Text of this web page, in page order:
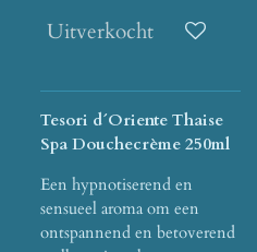
Uitverkocht
Tesori d´Oriente Thaise
Spa Douchecrème 250ml
Een hypnotiserend en
sensueel aroma om een ​​
ontspannend en betoverend